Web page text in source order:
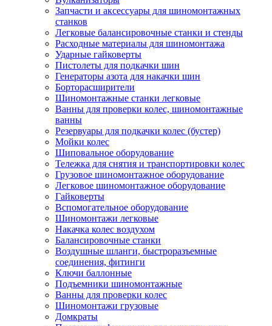
Запчасти и аксессуары для шиномонтажных
станков
Легковые балансировочные станки и стенды
Расходные материалы для шиномонтажа
Ударные гайковерты
Пистолеты для подкачки шин
Генераторы азота для накачки шин
Борторасширители
Шиномонтажные станки легковые
Ванны для проверки колес, шиномонтажные
ванны
Резервуары для подкачки колес (бустер)
Мойки колес
Шиповальное оборудование
Тележка для снятия и транспортировки колес
Грузовое шиномонтажное оборудование
Легковое шиномонтажное оборудование
Гайковерты
Вспомогательное оборудование
Шиномонтажи легковые
Накачка колес воздухом
Балансировочные станки
Воздушные шланги, быстроразъемные
соединения, фитинги
Ключи баллонные
Подъемники шиномонтажные
Ванны для проверки колес
Шиномонтажи грузовые
Домкраты